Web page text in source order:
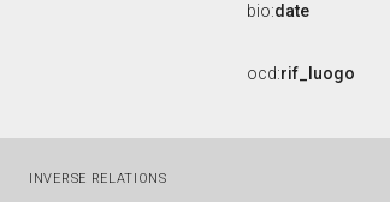
bio:date
ocd:rif_luogo
INVERSE RELATIONS